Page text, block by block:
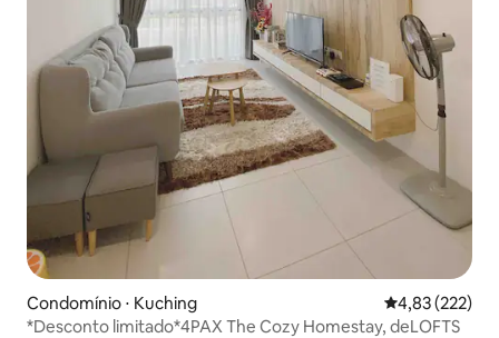
Condomínio ⋅ Kuching 4,83 de uma
4,83 (222)
*Desconto limitado*4PAX The Cozy Homestay, deLOFTS